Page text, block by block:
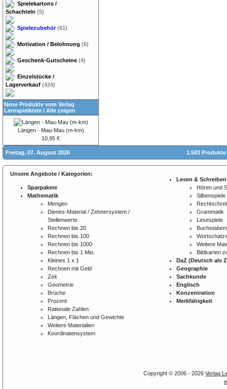
Spielekartons /
Schachteln (5)
Spielezubehör (61)
Motivation / Belohnung (6)
Geschenk-Gutscheine (4)
Einzelstücke /
Lagerverkauf (424)
Neue Produkte vom Verlag
Lernspielkiste / Alle zeigen
Längen - Mau-Mau (m-km)
10,95 €
Freitag, 07. August 2026 1.583
Unsere Angebote / Kategorien:
Sparpakete
Mathematik
Mengen
Dienes-Material / Zehnersystem /
Stellenwerte
Rechnen bis 20
Rechnen bis 100
Rechnen bis 1000
Rechnen bis 1 Mio.
Kleines 1 x 1
Rechnen mit Geld
Zeit
Geometrie
Brüche
Prozent
Rationale Zahlen
Längen, Flächen und Gewichte
Weitere Materialien
Koordinatensystem
Lesen & Schreiben
Hören und
Silbenspiele
Grammatik
Lesespiele
Weitere
Bildkarten
DaZ (Deutsch als
Geographie
Sachkunde
Englisch
Konzentration
Merkfähigkeit
Copyright © 2006 - 2026 Verlag